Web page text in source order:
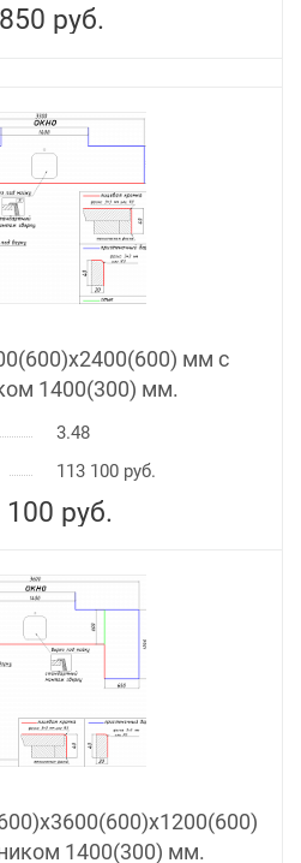
руб.
мм с
1400(300) мм.
3.48
113 100 руб.
100 руб.
1400(300) мм.